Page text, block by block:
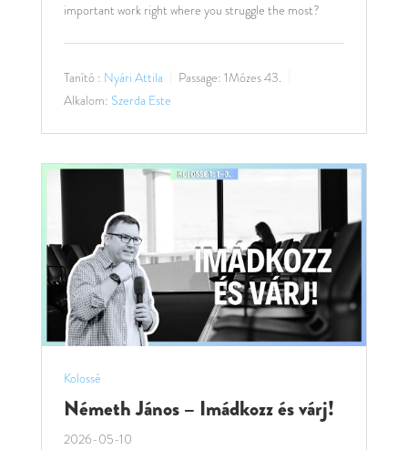
important work right where you struggle the most?
Tanító : Nyári Attila Passage: 1Mózes 43.
Alkalom: Szerda Este
Kolossé
Németh János – Imádkozz és várj!
2026-05-10